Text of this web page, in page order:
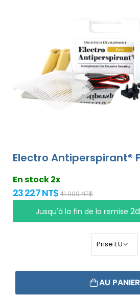
Electro Antiperspirant®
En stock 2x
23 227 NT$41 009 NT$
Jusqu'à la fin de la remise
AU PANIER